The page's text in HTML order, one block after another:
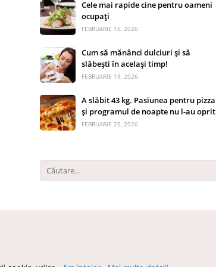
Cele mai rapide cine pentru oameni
ocupați
FEBRUARIE 16, 2026
Cum să mănânci dulciuri și să
slăbești în același timp!
FEBRUARIE 19, 2026
A slăbit 43 kg. Pasiunea pentru pizza
și programul de noapte nu l-au oprit
FEBRUARIE 25, 2026